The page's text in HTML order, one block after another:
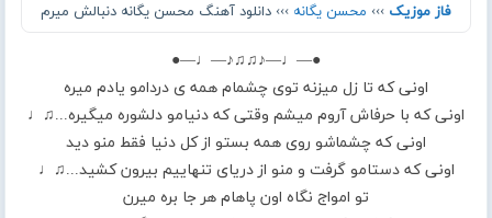
فاز موزیک ››› محسن یگانه ››› دانلود آهنگ محسن یگانه دنبالش میرم
●—♩—♪♫♫♪—♩—●
اونی که تا زل میزنه توی چشمام همه ی دردامو یادم میره
اونی که با حرفاش آروم میشم وقتی که دنیامو دلشوره میگیره...♫♩
اونی که چشماشو روی همه بستو از کل دنیا فقط منو دید
اونی که دستامو گرفت و منو از دریای تنهاییم بیرون کشید...♫♩
تو امواج نگاه اون پاهام هر جا بره میرن